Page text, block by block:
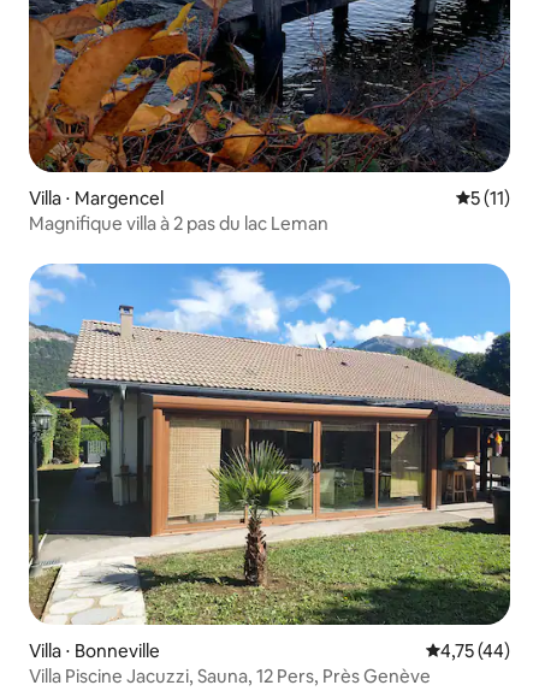
Villa ⋅ Margencel
5 (11)
Magnifique villa à 2 pas du lac Leman
Villa ⋅ Bonneville Évaluation
4,75 (44)
Villa Piscine Jacuzzi, Sauna, 12 Pers, Près Genève